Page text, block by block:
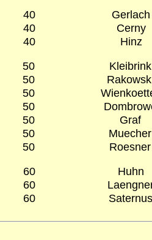
40
40
40
Gerlach
Cerny
Hinz
50
50
50
50
50
50
50
Kleibrink
Graf
Muecher
Roesner
60
60
60
Huhn
Saternus